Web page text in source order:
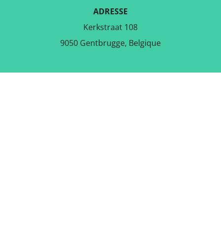
ADRESSE
Kerkstraat 108
9050 Gentbrugge, Belgique